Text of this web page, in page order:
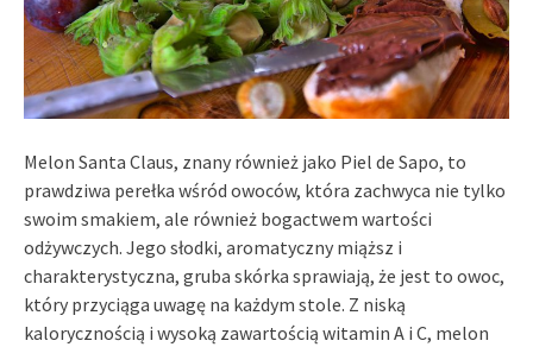
Melon Santa Claus, znany również jako Piel de Sapo, to
prawdziwa perełka wśród owoców, która zachwyca nie tylko
swoim smakiem, ale również bogactwem wartości
odżywczych. Jego słodki, aromatyczny miąższ i
charakterystyczna, gruba skórka sprawiają, że jest to owoc,
który przyciąga uwagę na każdym stole. Z niską
kalorycznością i wysoką zawartością witamin A i C, melon